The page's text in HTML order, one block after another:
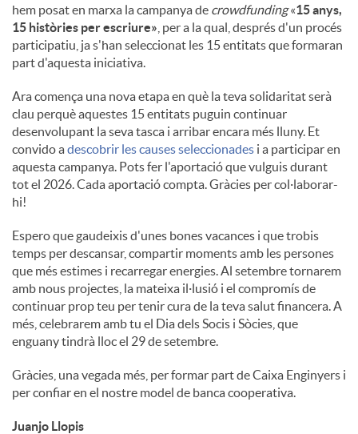
hem posat en marxa la campanya de crowdfunding«15 anys,
15 històries per escriure» , per a la qual, després d'un procés
participatiu, ja s'han seleccionat les 15 entitats que formaran
part d'aquesta iniciativa.
Ara comença una nova etapa en què la teva solidaritat serà
clau perquè aquestes 15 entitats puguin continuar
desenvolupant la seva tasca i arribar encara més lluny. Et
convido adescobrir les causes seleccionades i a participar en
aquesta campanya. Pots fer l'aportació que vulguis durant
tot el 2026. Cada aportació compta. Gràcies per col·laborar-
hi!
Espero que gaudeixis d'unes bones vacances i que trobis
temps per descansar, compartir moments amb les persones
que més estimes i recarregar energies. Al setembre tornarem
amb nous projectes, la mateixa il·lusió i el compromís de
continuar prop teu per tenir cura de la teva salut financera. A
més, celebrarem amb tu el Dia dels Socis i Sòcies, que
enguany tindrà lloc el 29 de setembre.
Gràcies, una vegada més, per formar part de Caixa Enginyers i
per confiar en el nostre model de banca cooperativa.
Juanjo Llopis